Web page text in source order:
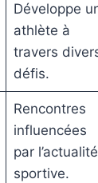
Développe
athlète à
travers
défis.
Rencontres
influencées
par l’actualité
sportive.